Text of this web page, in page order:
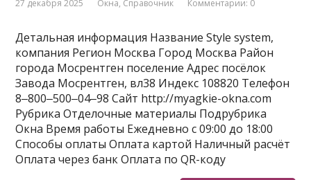
27 декабря 2025 Окна, Справочник Комментарии: 0
Детальная информация Название Style system,
компания Регион Москва Город Москва Район
города Мосрентген поселение Адрес посёлок
Завода Мосрентген, вл38 Индекс 108820 Телефон
8‒800‒500‒04‒98 Сайт http://myagkie-okna.com
Рубрика Отделочные материалы Подрубрика
Окна Время работы Ежедневно с 09:00 до 18:00
Способы оплаты Оплата картой Наличный расчёт
Оплата через банк Оплата по QR-коду